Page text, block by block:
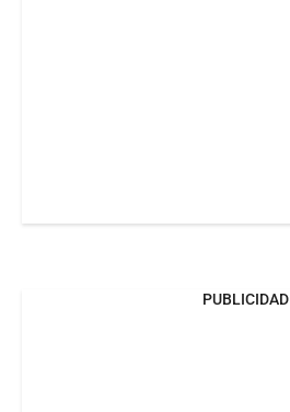
PUBLICIDAD